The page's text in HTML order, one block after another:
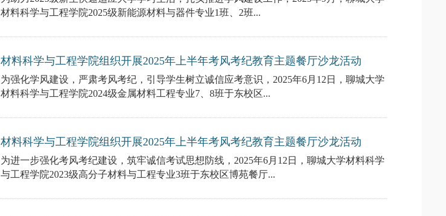
材料科学与工程学院2025级新能源材料与器件专业1班、2班...
材料科学与工程学院组织开展2025年上半年考风考纪教育主题餐厅沙龙活动
（二）
为强化学风建设，严肃考风考纪，引导学生树立诚信应考意识，2025年6月12日，聊城大学
材料科学与工程学院2024级金属材料工程专业7、8班于东校区...
材料科学与工程学院组织开展2025年上半年考风考纪教育主题餐厅沙龙活动
（一）
为进一步强化考风考纪建设，筑牢诚信考试思想防线，2025年6月12日，聊城大学材料科学
与工程学院2023级高分子材料与工程专业3班于东校区博苑餐厅...